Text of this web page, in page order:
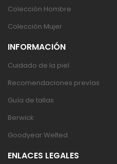
Colección Hombre
Colección Mujer
INFORMACIÓN
Cuidado de la piel
Recomendaciones prevías
Guía de tallas
Berwick
Goodyear Welted
ENLACES LEGALES